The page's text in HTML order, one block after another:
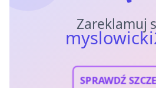
Zareklamuj
SPRAWDŹ